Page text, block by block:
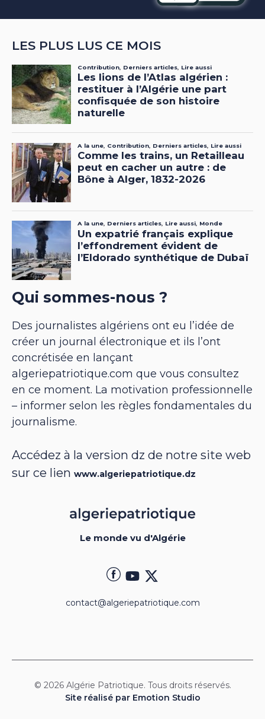
LES PLUS LUS CE MOIS
Qui sommes-nous ?
Des journalistes algériens ont eu l’idée de
créer un journal électronique et ils l’ont
concrétisée en lançant
algeriepatriotique.com que vous consultez
en ce moment. La motivation professionnelle
– informer selon les règles fondamentales du
journalisme.
Accédez à la version dz de notre site web
sur ce lien www.algeriepatriotique.dz
Le monde vu d'Algérie
contact@algeriepatriotique.com
© 2026 Algérie Patriotique. Tous droits réservés.
Site réalisé par Emotion Studio